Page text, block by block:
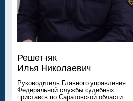
Решетняк
Илья Николаевич
Руководитель Главного управления
Федеральной службы судебных
приставов по Саратовской области